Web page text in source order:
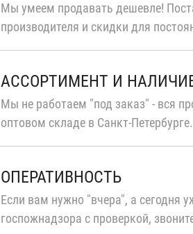
Мы умеем продавать дешевле!
производителя и скидки для
АССОРТИМЕНТ И
Мы не работаем "под заказ" - вся
оптовом складе в Санкт-Петербурге.
ОПЕРАТИВНОСТЬ
Если вам нужно "вчера", а сегодня
госпожнадзора с проверкой,